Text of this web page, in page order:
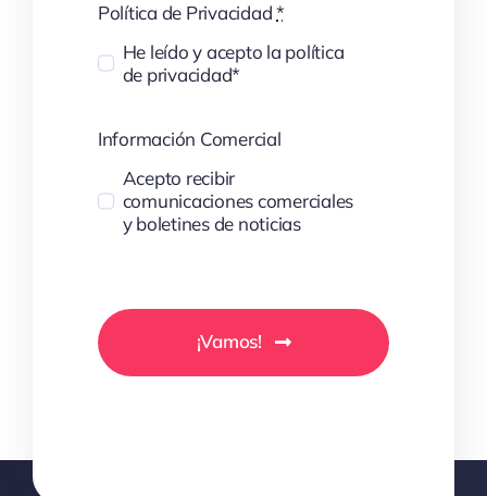
Política de Privacidad*
He leído y acepto la política
de privacidad*
Información Comercial
Acepto recibir
comunicaciones comerciales
y boletines de noticias
¡Vamos!